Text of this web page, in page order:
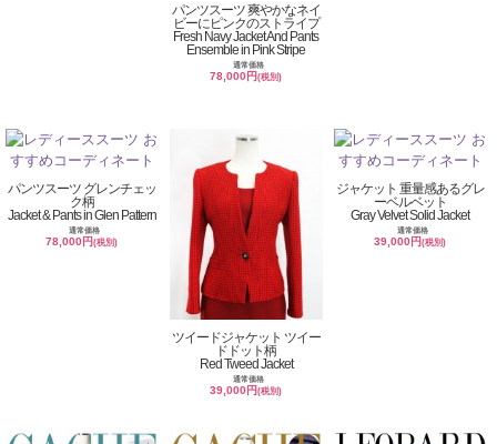
パンツスーツ 爽やかなネイ
ビーにピンクのストライプ
Fresh Navy Jacket And Pants
Ensemble in Pink Stripe
通常価格
78,000円(税別)
パンツスーツ グレンチェッ
ク柄
Jacket & Pants in Glen Pattern
通常価格
78,000円(税別)
ツイードジャケット ツイー
ドドット柄
Red Tweed Jacket
通常価格
39,000円(税別)
ジャケット 重量感あるグレ
ーベルベット
Gray Velvet Solid Jacket
通常価格
39,000円(税別)